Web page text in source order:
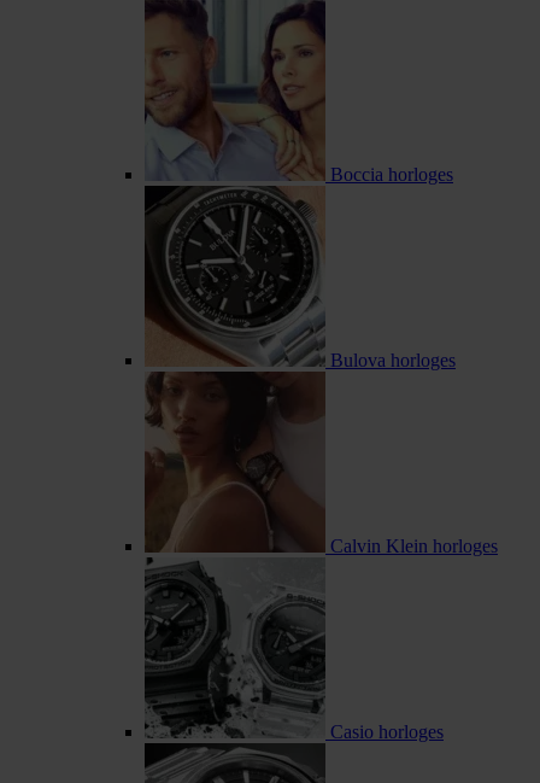
Boccia horloges
Bulova horloges
Calvin Klein horloges
Casio horloges